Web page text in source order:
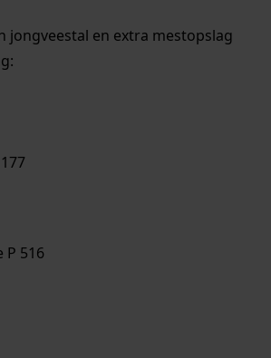
jongveestal en extra mestopslag
P 516